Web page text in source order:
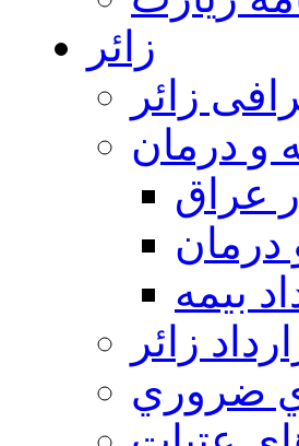
زائر
زائر
و درمان
عراق
درمان
بیمه
زائر
ضروري